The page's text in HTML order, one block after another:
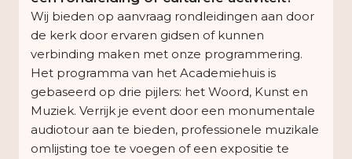
Wij bieden op aanvraag rondleidingen aan door
de kerk door ervaren gidsen of kunnen
verbinding maken met onze programmering.
Het programma van het Academiehuis is
gebaseerd op drie pijlers: het Woord, Kunst en
Muziek. Verrijk je event door een monumentale
audiotour aan te bieden, professionele muzikale
omlijsting toe te voegen of een expositie te